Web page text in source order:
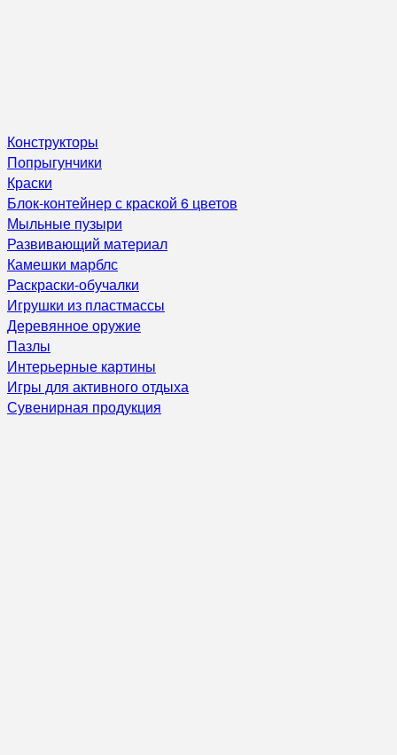
Конструкторы
Попрыгунчики
Краски
Блок-контейнер с краской 6 цветов
Мыльные пузыри
Развивающий материал
Камешки марблс
Раскраски-обучалки
Игрушки из пластмассы
Деревянное оружие
Пазлы
Интерьерные картины
Игры для активного отдыха
Сувенирная продукция